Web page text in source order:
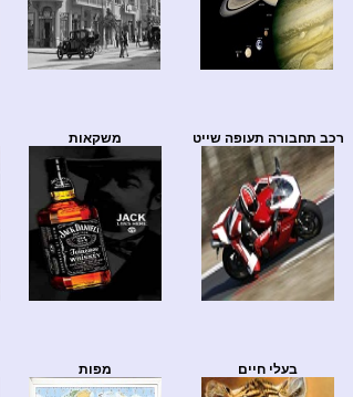
רכב תחבורה תעופה שייט משקאות
בעלי חיים מפות